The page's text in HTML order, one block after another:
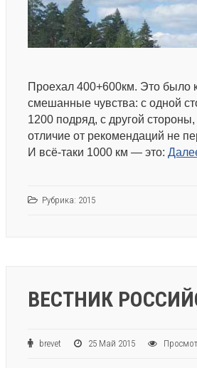
Проехал 400+600км. Это было
смешанные чувства: с одной
1200 подряд, с другой
отличие от рекомендаций не
И всё-таки 1000 км — это:
Рубрика: 2015
ВЕСТНИК
brevet 25 Май 2015